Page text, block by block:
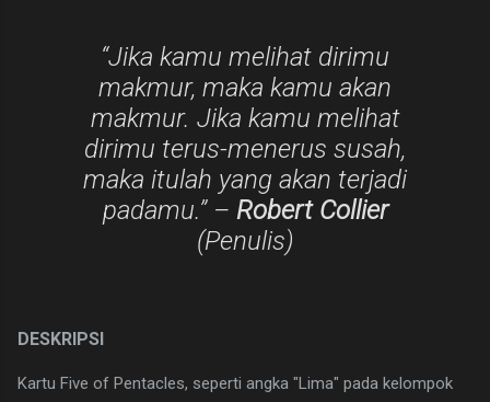
​“Jika kamu melihat dirimu
makmur, maka kamu akan
makmur. Jika kamu melihat
dirimu terus-menerus susah,
maka itulah yang akan terjadi
padamu.” – Robert Collier
(Penulis)
DESKRIPSI
​Kartu Five of Pentacles, seperti angka "Lima" pada kelompok